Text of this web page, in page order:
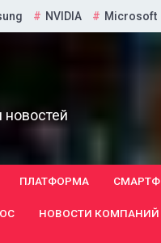
NVIDIA Microsoft
ПЛАТФОРМА
НОВОСТИ КОМПАНИЙ